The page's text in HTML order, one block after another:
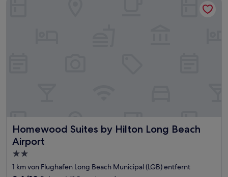
Homewood Suites by Hilton Long Beach
Airport
Homewood Suites by Hilton Long Beach Airport
2.0-
Sterne-
1 km von Flughafen Long Beach Municipal (LGB) entfernt